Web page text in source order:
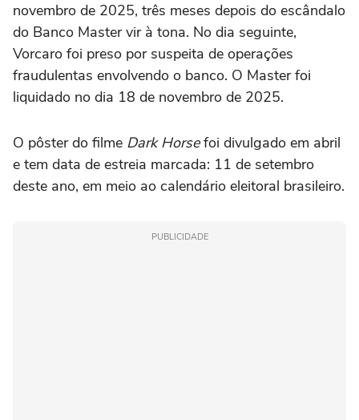
novembro de 2025, três meses depois do escândalo
do Banco Master vir à tona. No dia seguinte,
Vorcaro foi preso por suspeita de operações
fraudulentas envolvendo o banco. O Master foi
liquidado no dia 18 de novembro de 2025.
O pôster do filme Dark Horsefoi divulgado em abril
e tem data de estreia marcada: 11 de setembro
deste ano, em meio ao calendário eleitoral brasileiro.
PUBLICIDADE